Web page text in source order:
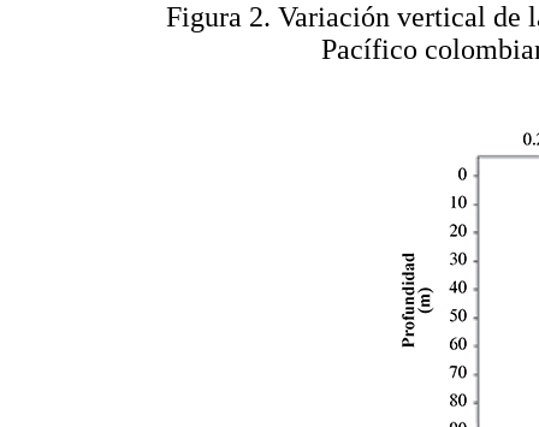
Figura 2. Variación vertical de
Pacífico